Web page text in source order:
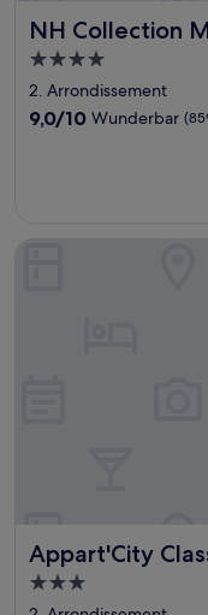
NH Collection
NH Collection
4.0-
Sterne-
Unterkunft
2. Arrondissement
9.0
9,0/10 Wunderbar
Appart'City
Appart'City Classic
3.0-
Sterne-
Appart'City Classic